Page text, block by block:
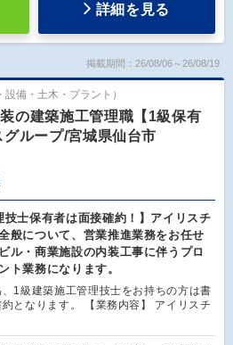
詳細を見る
掲載期間：26/08/06～26/08/19
備・土木・プラント）
の建築施工管理職【1級保有
ループ/宮城県仙台市
技士保有者は面接確約！】アイリスチ
般について、営業推進業務をお任せ
ル・商業施設の内装工事に伴うプロ
ト業務になります。
1級建築施工管理技士をお持ちの方は書
となります。 【業務内容】 アイリスチ